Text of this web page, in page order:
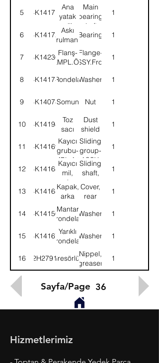
5 4K14171
Ana
yatak
mili,
ön
Main
bearing
shaft,
front
1
6 4K14172
Askı
rulmanı
Bearing 1
7 4K14236
Flanş-
KMPL.Ön
Flange-
ASSY.Front
1
8 4K14174RondelaWasher 1
9 4K14078Somun Nut 1
10 4K14198
Toz
sacı
Dust
shield
1
11 4K14169
Kayıcı
grubu-
KMPL.Arka
Sliding
group-
ASSY.
1
12 4K14168
Kayıcı
mil,
arka
Sliding
shaft,
rear
1
13 4K14164
Kapak,
arka
Cover,
rear
1
14 4K14156
Mantar
rondela
Washer 1
15 4K14167
Yarıklı
rondela
Washer 1
16 2H2791Gresörlük
Nippel,
greaser
1
Sayfa/Page 36
Hizmetlerimiz